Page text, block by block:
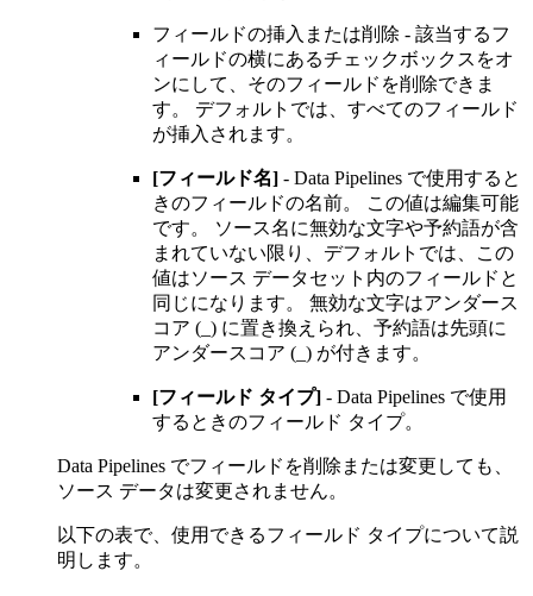
フィールドの挿入または削除 - 該当するフ
ィールドの横にあるチェックボックスをオ
ンにして、そのフィールドを削除できま
す。 デフォルトでは、すべてのフィールド
が挿入されます。
[フィールド名] - Data Pipelines で使用すると
きのフィールドの名前。 この値は編集可能
です。 ソース名に無効な文字や予約語が含
まれていない限り、デフォルトでは、この
値はソース データセット内のフィールドと
同じになります。 無効な文字はアンダース
コア (_) に置き換えられ、予約語は先頭に
アンダースコア (_) が付きます。
[フィールド タイプ] - Data Pipelines で使用
するときのフィールド タイプ。
Data Pipelines でフィールドを削除または変更しても、
ソース データは変更されません。
以下の表で、使用できるフィールド タイプについて説
明します。